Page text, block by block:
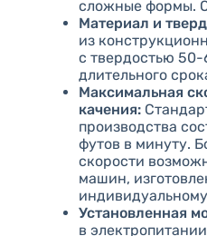
сложные формы.
Материал и
из
с твердостью 50-
длительного
Максимальная
качения:
производства
футов в минуту.
скорости
машин,
Установленная
в